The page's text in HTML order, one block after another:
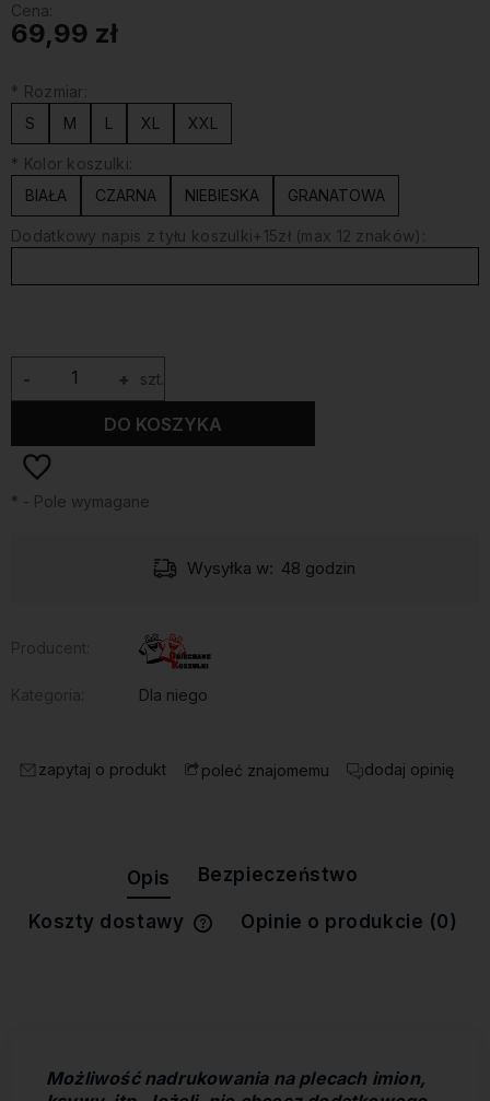
Cena:
69,99 zł
* Rozmiar:
S
M L XL XXL
* Kolor koszulki:
BIAŁA
CZARNA NIEBIESKA GRANATOWA
Dodatkowy napis z tyłu koszulki+15zł (max 12 znaków):
+
- szt.
DO KOSZYKA
* - Pole wymagane
Wysyłka w: 48 godzin
Dla niego
zapytaj o produkt poleć znajomemu dodaj opinię
Opis Bezpieczeństwo
Koszty dostawy
Cena nie zawiera ewentualnych
Opinie o produkcie (0)
Możliwość nadrukowania na plecach imion,